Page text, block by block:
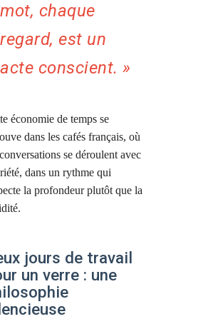
mot, chaque
regard, est un
acte conscient. »
économie de temps se
dans les cafés français, où
se déroulent avec
dans un rythme qui
la profondeur plutôt que la
jours de travail
un verre : une